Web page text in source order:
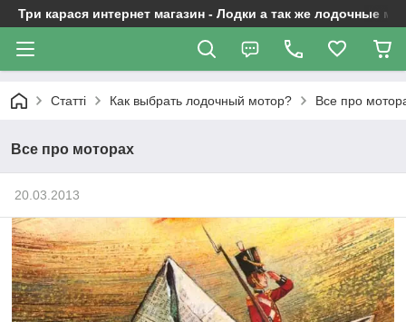
Три карася интернет магазин - Лодки а так же лодочные
Статті Как выбрать лодочный мотор? Все про
Все про моторах
20.03.2013